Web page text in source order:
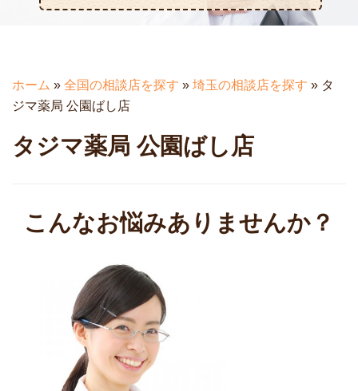
ホーム » 全国の相談店を探す » 埼玉の相談店を探す » タ
ジマ薬局 公園ばし店
タジマ薬局 公園ばし店
こんなお悩みありませんか？